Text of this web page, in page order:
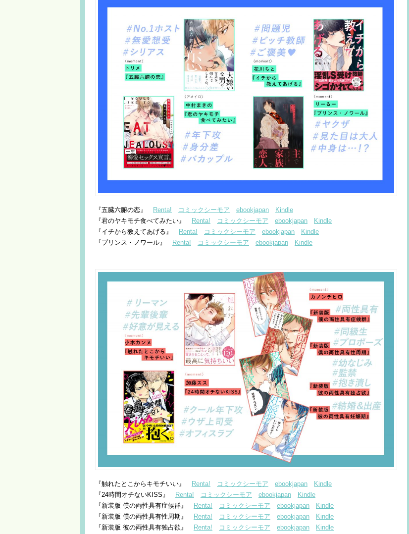
『五臓六腑の恋』 Renta! コミックシーモア ebookjapan
Kindle
『君のヤキモチ食べてみたい』 Renta! コミックシーモア ebookjapan
Kindle
『イチから教えてあげる』 Renta! コミックシーモア ebookjapan
Kindle
『プリンス・ノワール』 Renta! コミックシーモア ebookjapan Kindle
『触れたとこからキモチいい』 Renta! コミックシーモア ebookjapan
Kindle
『24時間オチないKISS』
Renta! コミックシーモア ebookjapan
Kindle
『新装版 僕の両性具有症候群』
Renta! コミックシーモア ebookjapan
Kindle
『新装版 僕の両性具有性周期』
Renta! コミックシーモア ebookjapan
Kindle
『新装版 彼の両性具有独占欲』
Renta! コミックシーモア ebookjapan
Kindle